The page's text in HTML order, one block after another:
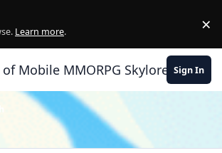
Learn more. ×
Mobile MMORPG Skylore Sign In